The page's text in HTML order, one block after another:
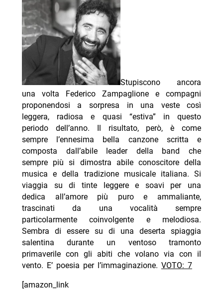
Stupiscono ancora
una volta Federico Zampaglione e compagni
proponendosi a sorpresa in una veste così
leggera, radiosa e quasi “estiva” in questo
periodo dell’anno. Il risultato, però, è come
sempre l’ennesima bella canzone scritta e
composta dall’abile leader della band che
sempre più si dimostra abile conoscitore della
musica e della tradizione musicale italiana. Si
viaggia su di tinte leggere e soavi per una
dedica all’amore più puro e ammaliante,
trascinati da una vocalità sempre
particolarmente coinvolgente e melodiosa.
Sembra di essere su di una deserta spiaggia
salentina durante un ventoso tramonto
primaverile con gli abiti che volano via con il
vento. E’ poesia per l’immaginazione. VOTO: 7
[amazon_link